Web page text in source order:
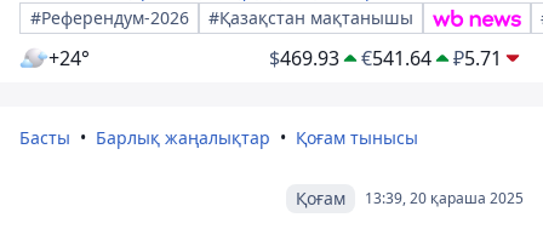
#Референдум-2026
#Қазақстан мақтанышы
+24° $469.93 €541.64 ₽5.71
Басты Барлық жаңалықтар Қоғам тынысы
13:39, 20 қараша 2025
Қоғам